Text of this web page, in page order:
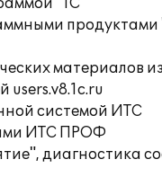
"1С"
продуктами
системой ИТС
ИТС ПРОФ
диагностика